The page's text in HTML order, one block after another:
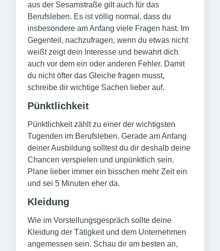
aus der Sesamstraße gilt auch für das
Berufsleben. Es ist völlig normal, dass du
insbesondere am Anfang viele Fragen hast. Im
Gegenteil, nachzufragen, wenn du etwas nicht
weißt zeigt dein Interesse und bewahrt dich
auch vor dem ein oder anderen Fehler. Damit
du nicht öfter das Gleiche fragen musst,
schreibe dir wichtige Sachen lieber auf.
Pünktlichkeit
Pünktlichkeit zählt zu einer der wichtigsten
Tugenden im Berufsleben. Gerade am Anfang
deiner Ausbildung solltest du dir deshalb deine
Chancen verspielen und unpünktlich sein.
Plane lieber immer ein bisschen mehr Zeit ein
und sei 5 Minuten eher da.
Kleidung
Wie im Vorstellungsgespräch sollte deine
Kleidung der Tätigkeit und dem Unternehmen
angemessen sein. Schau dir am besten an,